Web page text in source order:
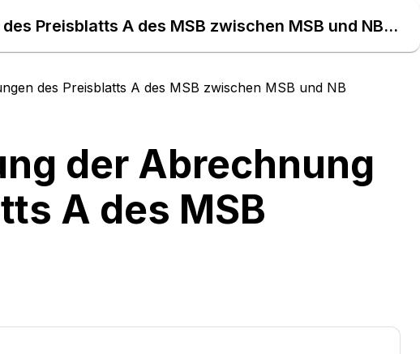
EBD Nr. E_0515 zur Prüfung der Abrechnung Leistungen des Preisblatts A des MSB zwischen MSB und NB – Daten Atlas
des Preisblatts A des MSB zwischen MSB und NB
der Abrechnung
A des MSB